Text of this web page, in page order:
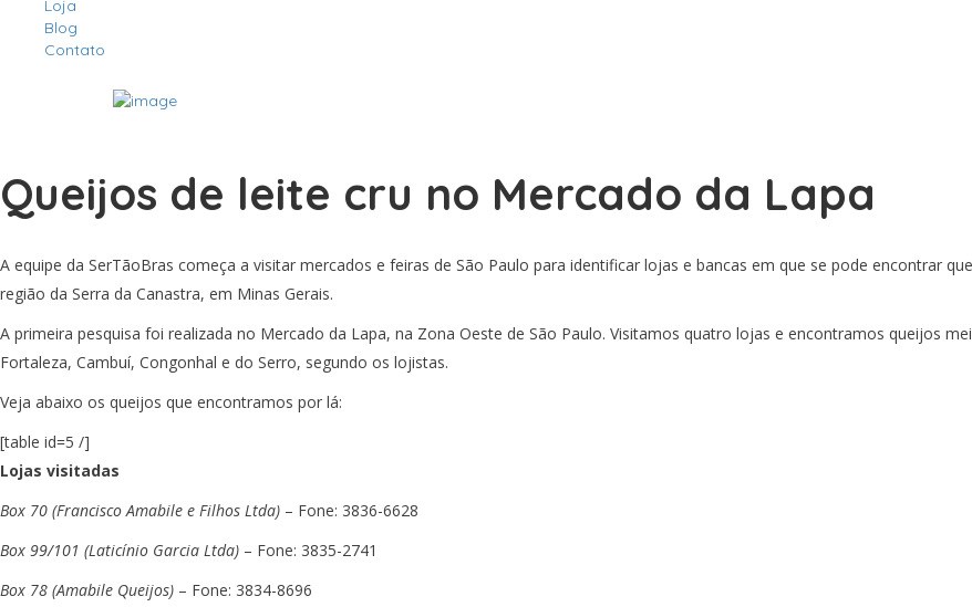
Loja
Blog
Contato
Queijos de leite cru no Mercado da Lapa
A equipe da SerTãoBras começa a visitar mercados e feiras de São Paulo para identificar lojas e bancas em que se pode encontrar
região da Serra da Canastra, em Minas Gerais.
A primeira pesquisa foi realizada no Mercado da Lapa, na Zona Oeste de São Paulo. Visitamos quatro lojas e encontramos queijos
Fortaleza, Cambuí, Congonhal e do Serro, segundo os lojistas.
Veja abaixo os queijos que encontramos por lá:
[table id=5 /]
Lojas visitadas
Box 70 (Francisco Amabile e Filhos Ltda) – Fone: 3836-6628
Box 99/101 (Laticínio Garcia Ltda) – Fone: 3835-2741
Box 78 (Amabile Queijos) – Fone: 3834-8696